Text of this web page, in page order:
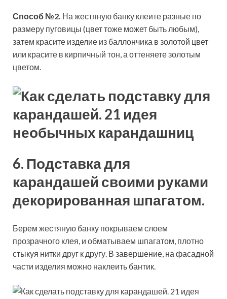
Способ №2. На жестяную банку клеите разные по
размеру пуговицы (цвет тоже может быть любым),
затем красите изделие из баллончика в золотой цвет
или красите в кирпичный тон, а оттеняете золотым
цветом.
6. Подставка для
карандашей своими руками
декорированная шпагатом.
Берем жестяную банку покрываем слоем
прозрачного клея, и обматываем шпагатом, плотно
стыкуя нитки друг к другу. В завершение, на фасадной
части изделия можно наклеить бантик.